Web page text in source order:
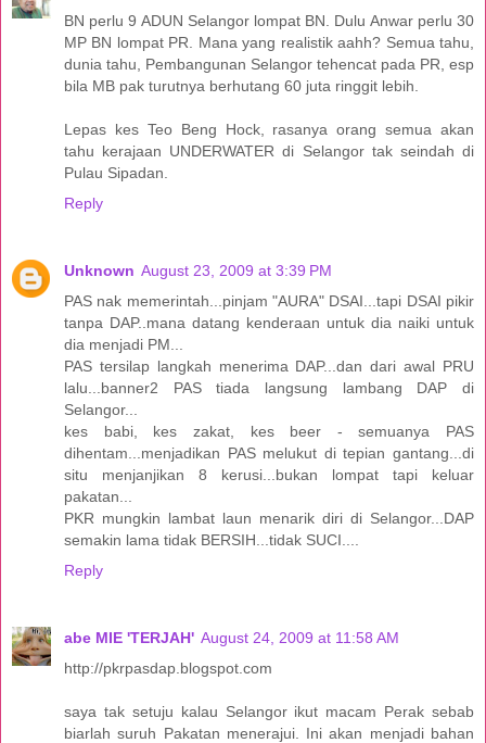
BN perlu 9 ADUN Selangor lompat BN. Dulu Anwar perlu 30
MP BN lompat PR. Mana yang realistik aahh? Semua tahu,
dunia tahu, Pembangunan Selangor tehencat pada PR, esp
bila MB pak turutnya berhutang 60 juta ringgit lebih.
Lepas kes Teo Beng Hock, rasanya orang semua akan
tahu kerajaan UNDERWATER di Selangor tak seindah di
Pulau Sipadan.
Reply
Unknown August 23, 2009 at 3:39 PM
PAS nak memerintah...pinjam "AURA" DSAI...tapi DSAI pikir
tanpa DAP..mana datang kenderaan untuk dia naiki untuk
dia menjadi PM...
PAS tersilap langkah menerima DAP...dan dari awal PRU
lalu...banner2 PAS tiada langsung lambang DAP di
Selangor...
kes babi, kes zakat, kes beer - semuanya PAS
dihentam...menjadikan PAS melukut di tepian gantang...di
situ menjanjikan 8 kerusi...bukan lompat tapi keluar
pakatan...
PKR mungkin lambat laun menarik diri di Selangor...DAP
semakin lama tidak BERSIH...tidak SUCI....
Reply
abe MIE 'TERJAH' August 24, 2009 at 11:58 AM
http://pkrpasdap.blogspot.com
saya tak setuju kalau Selangor ikut macam Perak sebab
biarlah suruh Pakatan menerajui. Ini akan menjadi bahan